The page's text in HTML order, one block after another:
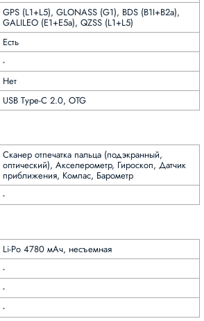
GPS (L1+L5), GLONASS (G1), BDS (B1I+B2a),
GALILEO (E1+E5a), QZSS (L1+L5)
Есть
-
Нет
USB Type-C 2.0, OTG
Сканер отпечатка пальца (подэкранный,
оптический), Акселерометр, Гироскоп, Датчик
приближения, Компас, Барометр
-
Li-Po 4780 мАч, несъемная
-
-
-